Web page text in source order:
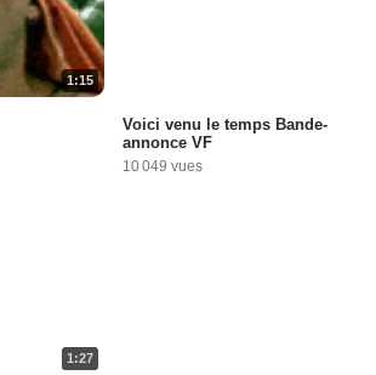
1:15
1:27
Voici venu le temps Bande-
annonce VF
10 049 vues